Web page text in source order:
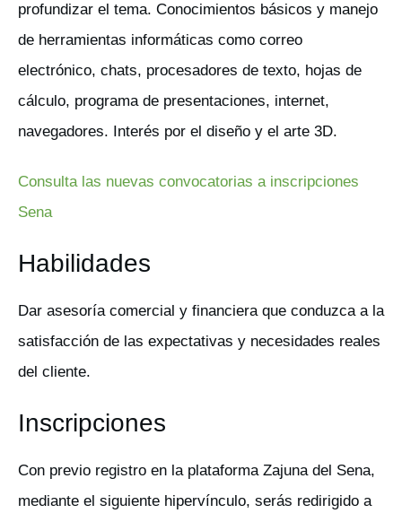
profundizar el tema. Conocimientos básicos y manejo
de herramientas informáticas como correo
electrónico, chats, procesadores de texto, hojas de
cálculo, programa de presentaciones, internet,
navegadores. Interés por el diseño y el arte 3D.
Consulta las nuevas convocatorias a inscripciones
Sena
Habilidades
Dar asesoría comercial y financiera que conduzca a la
satisfacción de las expectativas y necesidades reales
del cliente.
Inscripciones
Con previo registro en la plataforma Zajuna del Sena,
mediante el siguiente hipervínculo, serás redirigido a